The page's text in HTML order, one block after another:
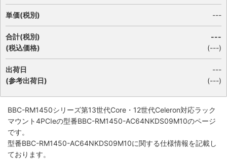
単価(税別) ---
合計(税別)
(税込価格)
---
(---)
出荷日
(参考出荷日)
---
(---)
BBC-RM1450シリーズ第13世代Core・12世代Celeron対応ラック
マウント4PCIeの型番BBC-RM1450-AC64NKDS09M10のページ
です。
型番BBC-RM1450-AC64NKDS09M10に関する仕様情報を記載し
ております。